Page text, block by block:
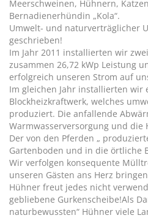
Meerschweinen, Hühnern,
Bernadienerhündin „Kola“.
Umwelt- und naturverträglicher
geschrieben!
Im Jahr 2011 installierten wir
zusammen 26,72 kWp Leistung
erfolgreich unseren Strom auf
Im gleichen Jahr installierten wir
Blockheizkraftwerk, welches
produziert. Die anfallende
Warmwasserversorgung und die
Der von den Pferden „
Gartenboden und in die örtliche
Wir verfolgen konsequente
unseren Gästen ans Herz
Hühner freut jedes nicht
gebliebene Gurkenscheibe!Als
naturbewussten“ Hühner viele